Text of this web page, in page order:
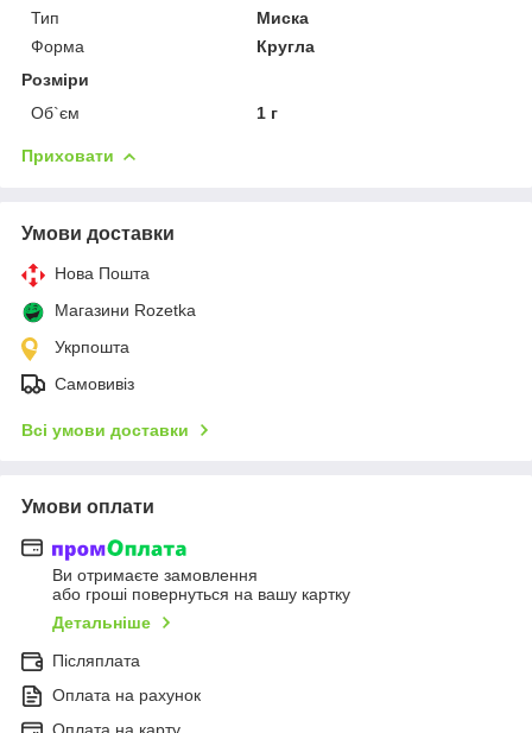
Тип
Миска
Форма
Кругла
Розміри
Об`єм
1 г
Приховати
Умови доставки
Нова Пошта
Магазини Rozetka
Укрпошта
Самовивіз
Всі умови доставки
Умови оплати
Ви отримаєте замовлення
або гроші повернуться на вашу картку
Детальніше
Післяплата
Оплата на рахунок